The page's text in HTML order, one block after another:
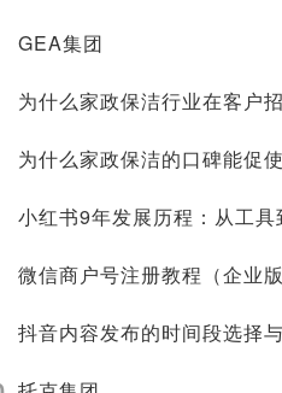
GEA集团
小红书9年发展历程：从工
微信商户号注册教程（企业版
抖音内容发布的时间段选择